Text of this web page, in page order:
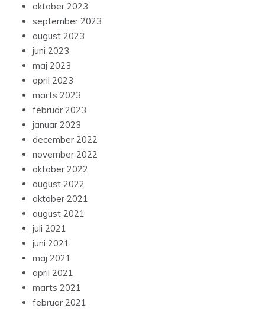
oktober 2023
september 2023
august 2023
juni 2023
maj 2023
april 2023
marts 2023
februar 2023
januar 2023
december 2022
november 2022
oktober 2022
august 2022
oktober 2021
august 2021
juli 2021
juni 2021
maj 2021
april 2021
marts 2021
februar 2021